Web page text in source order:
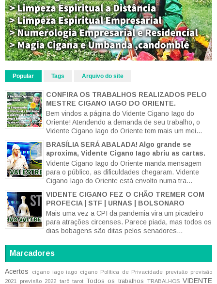
Popular Tags Arquivo do site
CONFIRA OS TRABALHOS REALIZADOS PELO
MESTRE CIGANO IAGO DO ORIENTE.
Bem vindos a página do Vidente Cigano Iago do
Oriente! Atendendo a demanda de seu trabalho, o
Vidente Cigano Iago do Oriente tem mais um mei...
BRASÍLIA SERÁ ABALADA! Algo grande se
aproxima, Vidente Cigano Iago abriu as cartas.
Vidente Cigano Iago do Oriente manda mensagem
para o público, as dificuldades chegaram. Vidente
Cigano Iago do Oriente está envolto numa tra...
VIDENTE CIGANO FEZ O CHÃO TREMER COM
PROFECIA | STF | URNAS | BOLSONARO
Mais uma vez a CPI da pandemia vira um picadeiro
para atrações circenses. Parece piada, mas todos os
dias bobagens são ditas pelos senadores...
Marcadores
Acertos cigano iago iago cigano Política de Privacidade previsão previsão
2021
previsão 2022 tarô tarot Todos os trabalhos TRABALHOS VIDENTE